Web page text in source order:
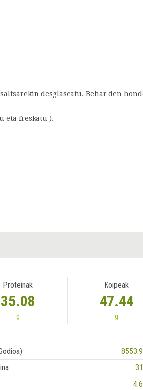
desglaseatu. Behar den
eta freskatu ).
Proteinak
35.08
g
Koipeak
47.44
g